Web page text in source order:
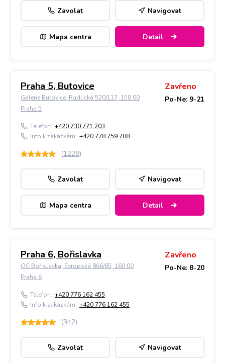
Zavolat Navigovat
Mapa centra Detail
Praha 5, Butovice
Galerie Butovice, Radlická 520/117, 158 00
Praha 5
Zavřeno
Po-Ne: 9-21
Telefon: +420 730 771 203
Info k zakázkám: +420 778 759 708
(1228)
Zavolat Navigovat
Mapa centra Detail
Praha 6, Bořislavka
OC Bořislavka, Evropská 866/65, 160 00
Praha 6
Zavřeno
Po-Ne: 8-20
Telefon: +420 776 162 455
Info k zakázkám: +420 776 162 455
(342)
Zavolat Navigovat